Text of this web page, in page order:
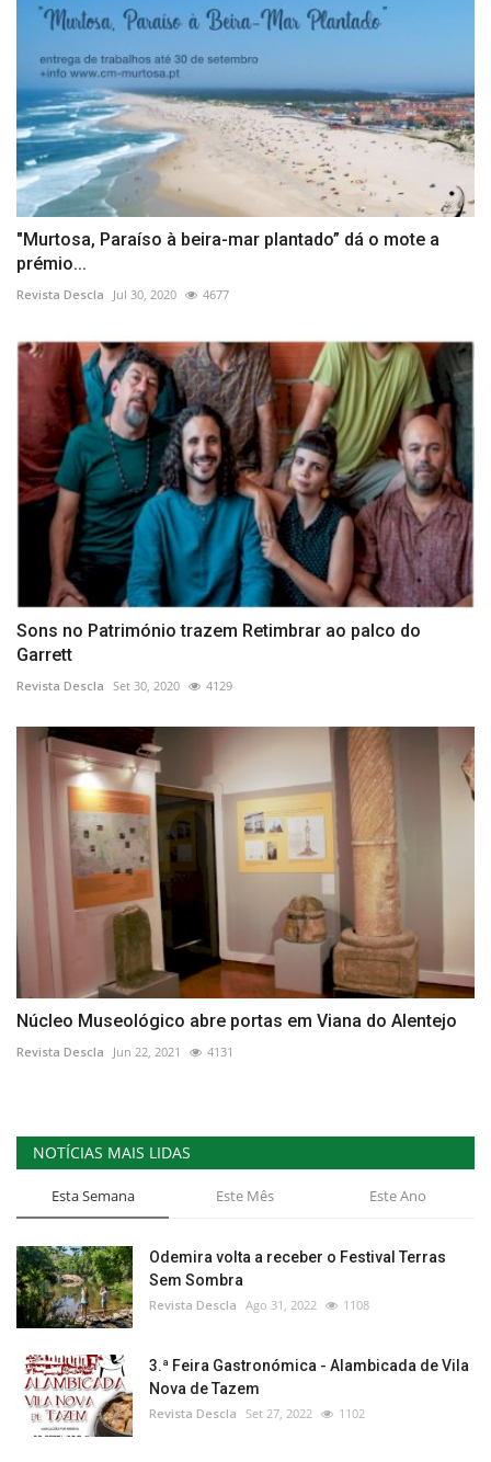
"Murtosa, Paraíso à beira-mar plantado” dá o mote a
prémio...
Revista Descla Jul 30, 2020 4677
Sons no Património trazem Retimbrar ao palco do
Garrett
Revista Descla Set 30, 2020 4129
Núcleo Museológico abre portas em Viana do Alentejo
Revista Descla Jun 22, 2021 4131
NOTÍCIAS MAIS LIDAS
Esta Semana Este Mês Este Ano
Odemira volta a receber o Festival Terras
Sem Sombra
Revista Descla Ago 31, 2022 1108
3.ª Feira Gastronómica - Alambicada de Vila
Nova de Tazem
Revista Descla Set 27, 2022 1102